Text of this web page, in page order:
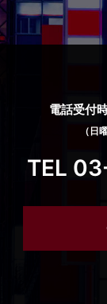
電話受付
（日
TEL